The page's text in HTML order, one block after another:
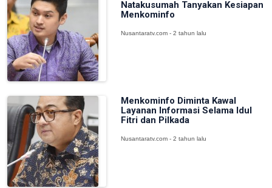
Natakusumah Tanyakan Kesiapan
Menkominfo
Nusantaratv.com - 2 tahun lalu
Menkominfo Diminta Kawal
Layanan Informasi Selama Idul
Fitri dan Pilkada
Nusantaratv.com - 2 tahun lalu